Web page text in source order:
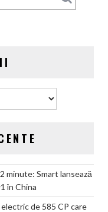
bateriile
în
minute: Smart lansează
în China
de 585 CP care